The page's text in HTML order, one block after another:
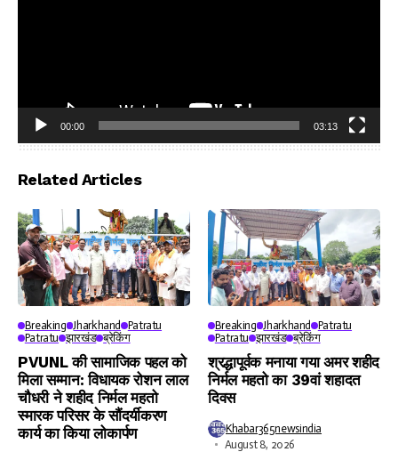
Player
00:00 03:13
Related Articles
Breaking Jharkhand
Patratu
Patratu झारखंड ब्रेकिंग
PVUNL की सामाजिक पहल को
मिला सम्मान: विधायक रोशन लाल
चौधरी ने शहीद निर्मल महतो
स्मारक परिसर के सौंदर्यीकरण
कार्य का किया लोकार्पण
Breaking Jharkhand
Patratu
Patratu झारखंड ब्रेकिंग
श्रद्धापूर्वक मनाया गया अमर शहीद
निर्मल महतो का 39वां शहादत
दिवस
Khabar365newsindia
August 8, 2026